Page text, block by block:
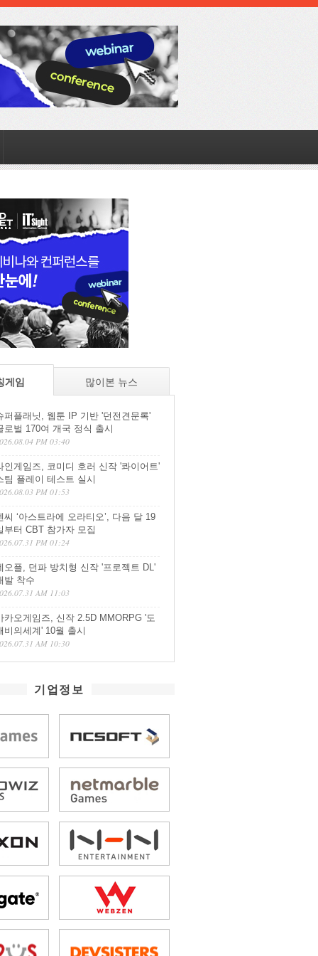
게임 많이본 뉴스
퍼플래닛, 웹툰 IP 기반 '던전견문록'
로벌 170여 개국 정식 출시
PM 03:40
인게임즈, 코미디 호러 신작 '콰이어트'
팀 플레이 테스트 실시
PM 01:53
씨 ‘아스트라에 오라티오’, 다음 달 19
부터 CBT 참가자 모집
PM 01:24
오플, 던파 방치형 신작 '프로젝트 DL'
발 착수
AM 11:03
카오게임즈, 신작 2.5D MMORPG '도
비의세계' 10월 출시
AM 10:30
기업정보